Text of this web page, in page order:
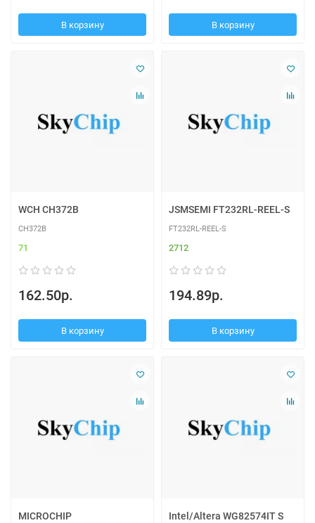
В корзину В корзину
WCH CH372B
CH372B
71
162.50р.
В корзину
JSMSEMI FT232RL-REEL-S
FT232RL-REEL-S
2712
194.89р.
В корзину
MICROCHIP Intel/Altera WG82574IT S